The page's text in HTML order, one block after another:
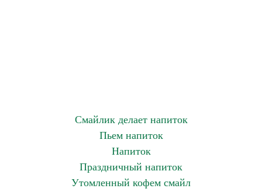
Смайлик делает напиток
Пьем напиток
Напиток
Праздничный напиток
Утомленный кофем смайл